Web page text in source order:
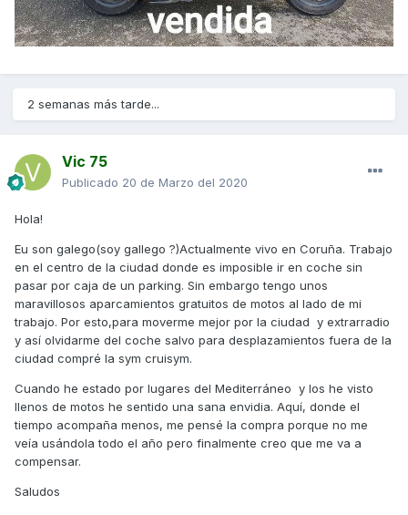
2 semanas más tarde...
Vic 75
Publicado 20 de Marzo del 2020
Hola!
Eu son galego(soy gallego ?)Actualmente vivo en Coruña. Trabajo
en el centro de la ciudad donde es imposible ir en coche sin
pasar por caja de un parking. Sin embargo tengo unos
maravillosos aparcamientos gratuitos de motos al lado de mi
trabajo. Por esto,para moverme mejor por la ciudad y extrarradio
y así olvidarme del coche salvo para desplazamientos fuera de la
ciudad compré la sym cruisym.
Cuando he estado por lugares del Mediterráneo y los he visto
llenos de motos he sentido una sana envidia. Aquí, donde el
tiempo acompaña menos, me pensé la compra porque no me
veía usándola todo el año pero finalmente creo que me va a
compensar.
Saludos